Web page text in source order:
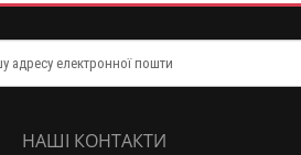
НАШІ КОНТАКТИ